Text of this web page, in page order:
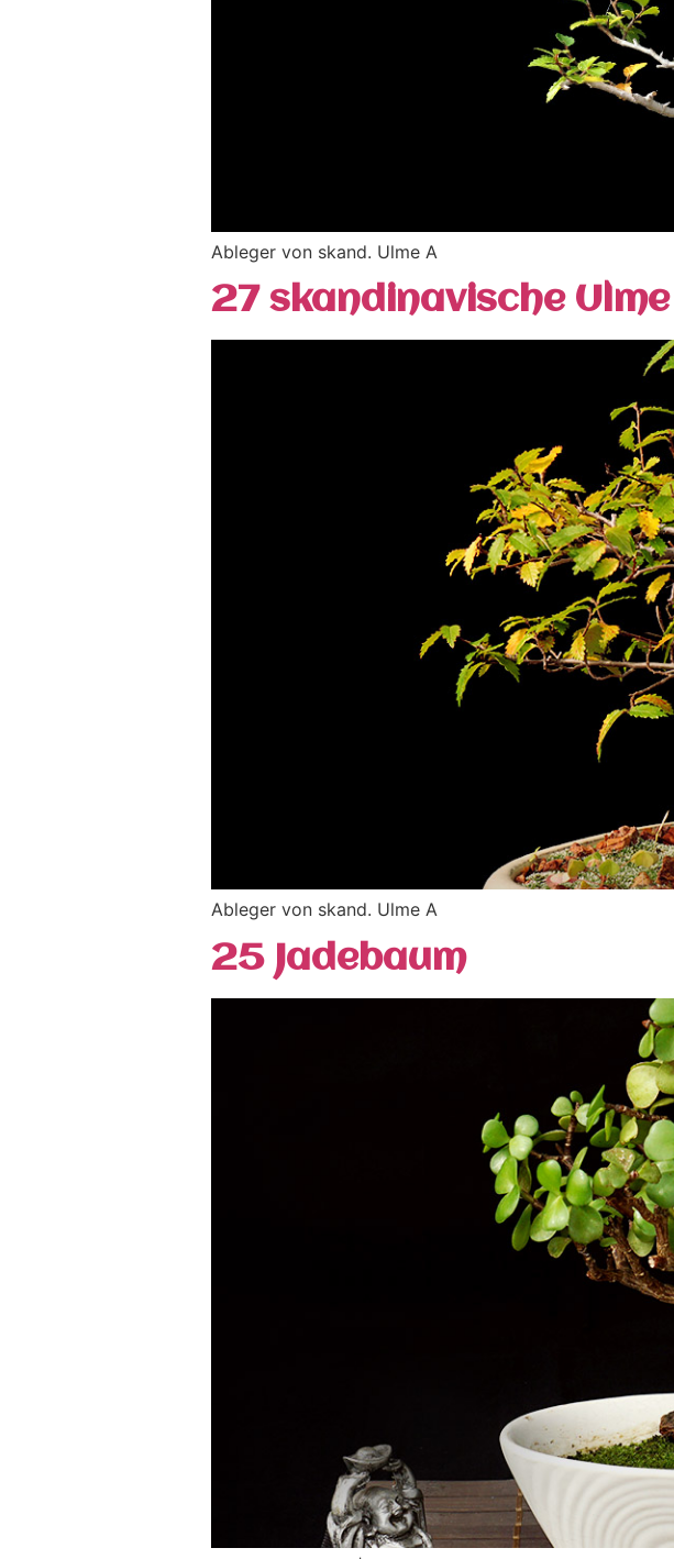
Ableger von skand. Ulme A
27 skandinavische Ulme
Ableger von skand. Ulme A
25 Jadebaum